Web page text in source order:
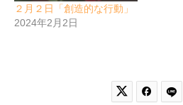
２月２日「創造的な行動」
2024年2月2日
 